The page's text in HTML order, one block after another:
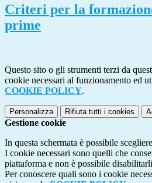
Criteri per la
prime
Questo sito o gli strumenti terzi da
cookie necessari al funzionamento ed
COOKIE POLICY.
Personalizza Rifiuta tutti i cookies
Gestione cookie
In questa schermata è possibile
I cookie necessari sono quelli che
piattaforma e non è possibile
Per conoscere quali sono i cookie